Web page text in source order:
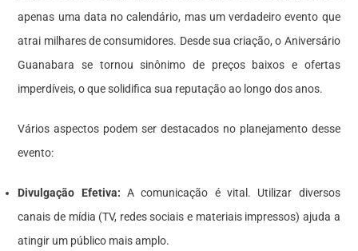
apenas uma data no calendário, mas um verdadeiro evento que
atrai milhares de consumidores. Desde sua criação, o Aniversário
Guanabara se tornou sinônimo de preços baixos e ofertas
imperdíveis, o que solidifica sua reputação ao longo dos anos.
Vários aspectos podem ser destacados no planejamento desse
evento:
Divulgação Efetiva: A comunicação é vital. Utilizar diversos
canais de mídia (TV, redes sociais e materiais impressos) ajuda a
atingir um público mais amplo.